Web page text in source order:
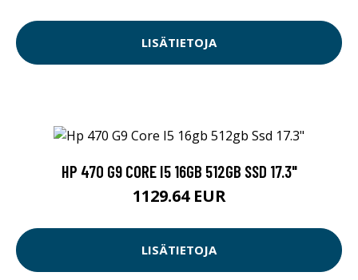
LISÄTIETOJA
HP 470 G9 CORE I5 16GB 512GB SSD 17.3"
1129.64 EUR
LISÄTIETOJA